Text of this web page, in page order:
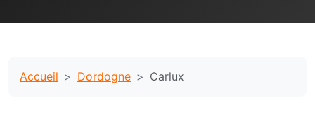
Accueil Dordogne Carlux